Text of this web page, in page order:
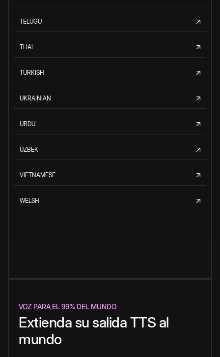
TELUGU
THAI
TURKISH
UKRAINIAN
URDU
UZBEK
VIETNAMESE
WELSH
VOZ PARA EL 99% DEL MUNDO
Extienda su salida TTS al
mundo